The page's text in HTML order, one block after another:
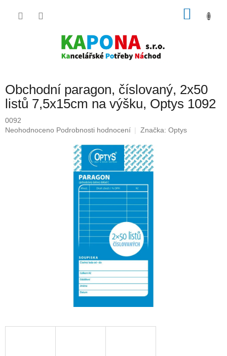
Obchodní paragon, číslovaný, 2x50
listů 7,5x15cm na výšku, Optys 1092
0092
Průměrné
Neohodnoceno Podrobnosti hodnocení Značka: Optys